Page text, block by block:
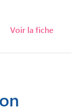
Voir la fiche